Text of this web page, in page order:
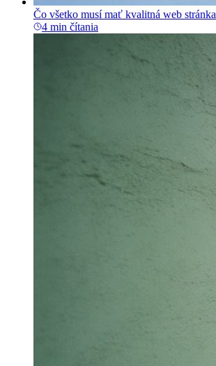
Čo všetko musí mať kvalitná web stránka
4 min čítania